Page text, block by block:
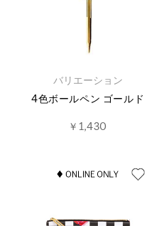
バリエーション
4色ボールペン ゴールド
￥1,430